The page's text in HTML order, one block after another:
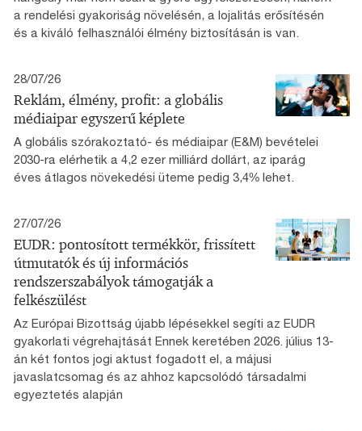
a rendelési gyakoriság növelésén, a lojalitás erősítésén
és a kiváló felhasználói élmény biztosításán is van.
28/07/26
Reklám, élmény, profit: a globális
médiaipar egyszerű képlete
A globális szórakoztató- és médiaipar (E&M) bevételei
2030-ra elérhetik a 4,2 ezer milliárd dollárt, az iparág
éves átlagos növekedési üteme pedig 3,4% lehet.
27/07/26
EUDR: pontosított termékkör, frissített
útmutatók és új információs
rendszerszabályok támogatják a
felkészülést
Az Európai Bizottság újabb lépésekkel segíti az EUDR
gyakorlati végrehajtását Ennek keretében 2026. július 13-
án két fontos jogi aktust fogadott el, a májusi
javaslatcsomag és az ahhoz kapcsolódó társadalmi
egyeztetés alapján